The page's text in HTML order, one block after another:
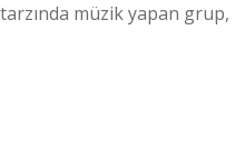
müzik yapan grup,